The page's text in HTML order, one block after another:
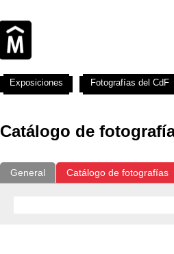
Catálogo de
General Catálogo de fotografías
Exposiciones Fotografías del CdF